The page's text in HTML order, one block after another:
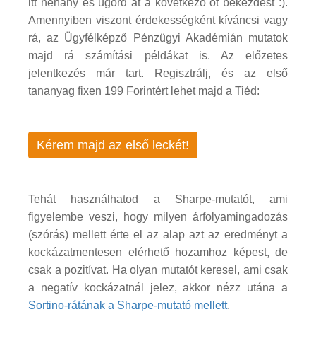
Amennyiben viszont érdekességként kíváncsi vagy
rá, az Ügyfélképző Pénzügyi Akadémián mutatok
majd rá számítási példákat is. Az előzetes
jelentkezés már tart. Regisztrálj, és az első
tananyag fixen 199 Forintért lehet majd a Tiéd:
Kérem majd az első leckét!
Tehát használhatod a Sharpe-mutatót, ami
figyelembe veszi, hogy milyen árfolyamingadozás
(szórás) mellett érte el az alap azt az eredményt a
kockázatmentesen elérhető hozamhoz képest, de
csak a pozitívat. Ha olyan mutatót keresel, ami csak
a negatív kockázatnál jelez, akkor nézz utána a
Sortino-rátának a Sharpe-mutató mellett.